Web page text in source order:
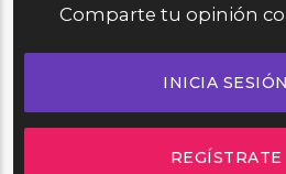
Comparte tu opinión
INICIA SESIÓN
REGÍSTRATE